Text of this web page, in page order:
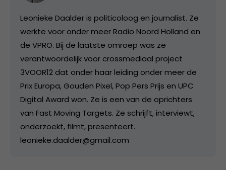
Leonieke Daalder is politicoloog en journalist. Ze
werkte voor onder meer Radio Noord Holland en
de VPRO. Bij de laatste omroep was ze
verantwoordelijk voor crossmediaal project
3VOOR12 dat onder haar leiding onder meer de
Prix Europa, Gouden Pixel, Pop Pers Prijs en UPC
Digital Award won. Ze is een van de oprichters
van Fast Moving Targets. Ze schrijft, interviewt,
onderzoekt, filmt, presenteert.
leonieke.daalder@gmail.com